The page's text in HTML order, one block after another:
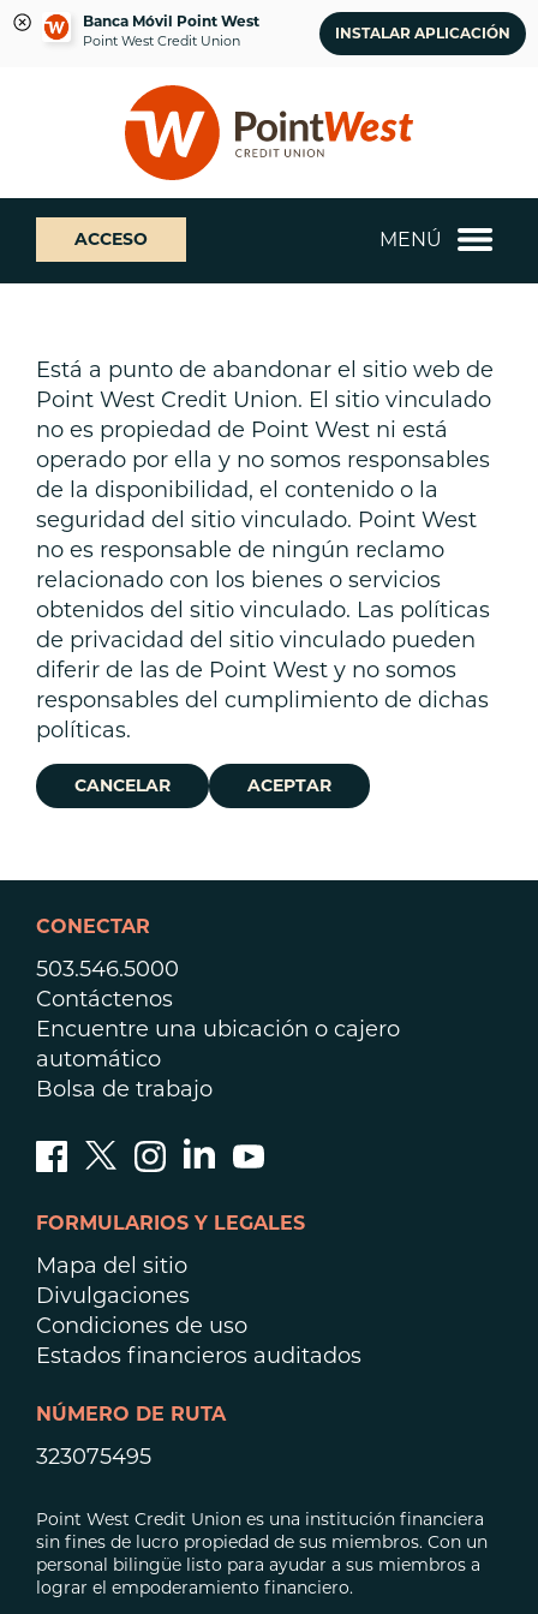
Banca Móvil Point West
Point West Credit Union INSTALAR APLICACIÓN
sesión
banca
web
¿Qué
podemos
ayudarte
a
ACCESO MENÚ
Está a punto de abandonar el sitio web de
Point West Credit Union. El sitio vinculado
no es propiedad de Point West ni está
operado por ella y no somos responsables
de la disponibilidad, el contenido o la
seguridad del sitio vinculado. Point West
no es responsable de ningún reclamo
relacionado con los bienes o servicios
obtenidos del sitio vinculado. Las políticas
de privacidad del sitio vinculado pueden
diferir de las de Point West y no somos
responsables del cumplimiento de dichas
políticas.
CANCELAR ACEPTAR
CONECTAR
503.546.5000
Contáctenos
Encuentre una ubicación o cajero
automático
Bolsa de trabajo
FORMULARIOS Y LEGALES
Mapa del sitio
Divulgaciones
Condiciones de uso
Estados financieros auditados
NÚMERO DE RUTA
323075495
Point West Credit Union es una institución financiera
sin fines de lucro propiedad de sus miembros. Con un
personal bilingüe listo para ayudar a sus miembros a
lograr el empoderamiento financiero.